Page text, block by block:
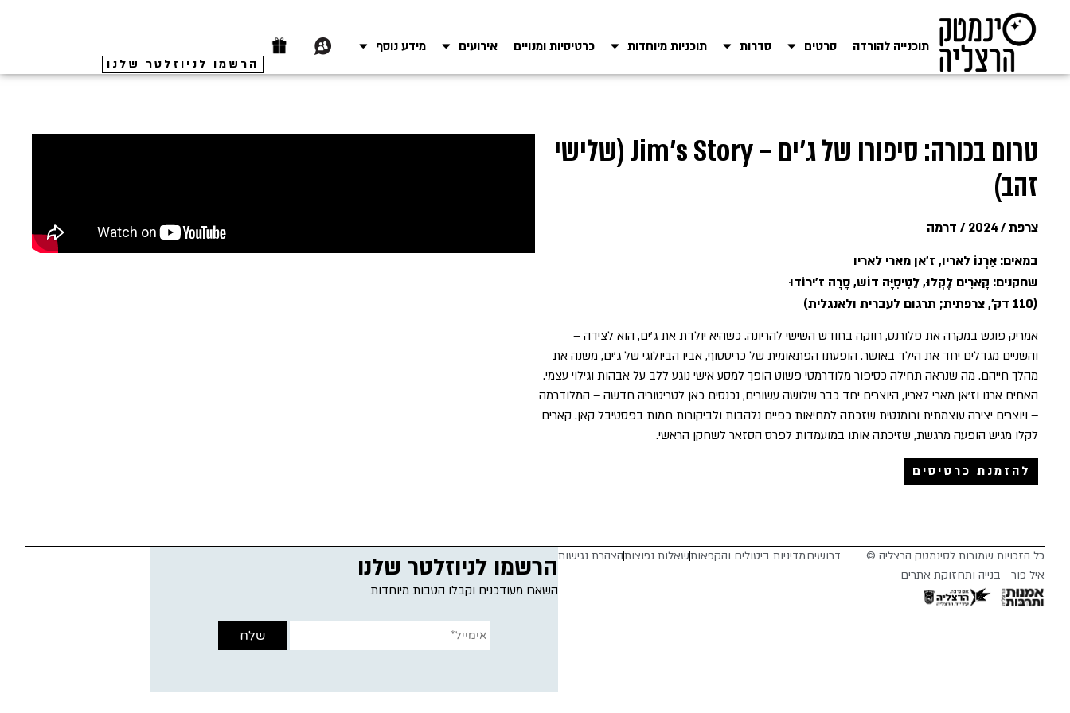
תוכנייה להורדה סרטים סדרות תוכניות מיוחדות כרטיסיות ומנויים אירועים מידע נוסף
הרשמו לניוזלטר שלנו
טרום בכורה: סיפורו של ג'ים – Jim's Story (שלישי
זהב)
צרפת / 2024 / דרמה
במאים: אַרְנוֹ לאריו, ז’אן מארי לאריו
שחקנים: קָארִים לֶקְלוּ, לֵטִיסִיָּה דוֹש, סָרָה ז’ירוֹדוּ
(110 דק', צרפתית; תרגום לעברית ולאנגלית)
אמריק פוגש במקרה את פלורנס, רווקה בחודש השישי להריונה. כשהיא יולדת את ג’ים, הוא לצידה –
והשניים מגדלים יחד את הילד באושר. הופעתו הפתאומית של כריסטוף, אביו הביולוגי של ג’ים, משנה את
מהלך חייהם. מה שנראה תחילה כסיפור מלודרמטי פשוט הופך למסע אישי נוגע ללב על אבהות וגילוי עצמי.
האחים ארנו וז’אן מארי לאריו, היוצרים יחד כבר שלושה עשורים, נכנסים כאן לטריטוריה חדשה – המלודרמה
– ויוצרים יצירה עוצמתית ורומנטית שזכתה למחיאות כפיים נלהבות ולביקורות חמות בפסטיבל קאן. קארים
לקלו מגיש הופעה מרגשת, שזיכתה אותו במועמדות לפרס הסזאר לשחקן הראשי.
להזמנת כרטיסים
כל הזכויות שמורות לסינמטק הרצליה ©
איל פור - בנייה ותחזוקת אתרים
דרושיםמדיניות ביטולים והקפאותשאלות נפוצותהצהרת נגישותהרשמו לניוזלטר שלנו
השארו מעודכנים וקבלו הטבות מיוחדות